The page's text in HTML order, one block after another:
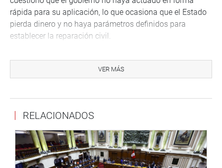
rápida para su aplicación, lo que ocasiona que el Estado
pierda dinero y no haya parámetros definidos para
establecer la reparación civil.
medidas que pueden aplicarse como los embargos y
medidas cautelares a las empresas que están siendo
Dudó, incluso, que pueda haber una reparación civil por
parte de la empresa brasileña OAS por el megaproyecto
conocido como ‘Línea Amarilla y que con Odebrecht
podría ocurrir algo igual. A ello se sumará un daño mayor
al Estado y esto tiene que ver también con la debilidad de
VER MÁS
RELACIONADOS